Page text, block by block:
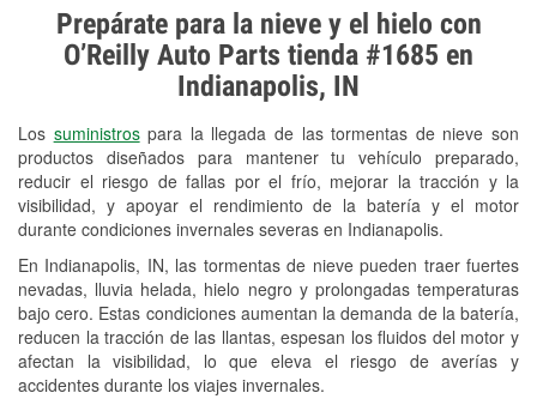
Prepárate para la nieve y el hielo con
O’Reilly Auto Parts tienda #1685 en
Indianapolis, IN
Los suministrospara la llegada de las tormentas de nieve son
productos diseñados para mantener tu vehículo preparado,
reducir el riesgo de fallas por el frío, mejorar la tracción y la
visibilidad, y apoyar el rendimiento de la batería y el motor
durante condiciones invernales severas en Indianapolis.
En Indianapolis, IN, las tormentas de nieve pueden traer fuertes
nevadas, lluvia helada, hielo negro y prolongadas temperaturas
bajo cero. Estas condiciones aumentan la demanda de la batería,
reducen la tracción de las llantas, espesan los fluidos del motor y
afectan la visibilidad, lo que eleva el riesgo de averías y
accidentes durante los viajes invernales.
Prueba de alternadores y
arrancadores
Revisión de la luz "Check Engine"
Reciclaje de baterías y aceite
Instalación de bombillas de faros
Instalación de limpiaparabrisas
Programa de Préstamo de
Herramientas
Rectificación de tambores y discos de
freno